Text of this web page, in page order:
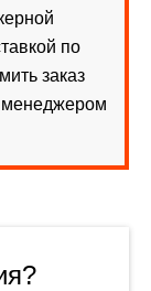
по
заказ
менеджером